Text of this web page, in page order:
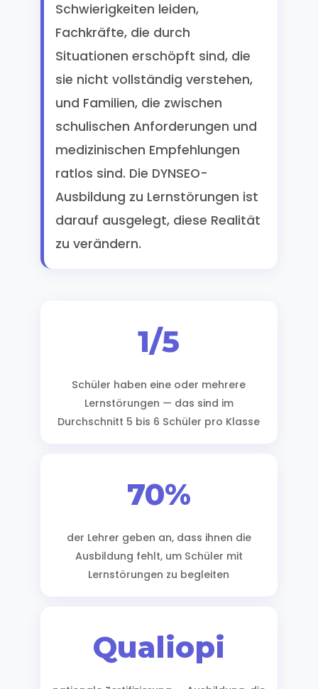
Schwierigkeiten leiden,
Fachkräfte, die durch
Situationen erschöpft sind, die
sie nicht vollständig verstehen,
und Familien, die zwischen
schulischen Anforderungen und
medizinischen Empfehlungen
ratlos sind. Die DYNSEO-
Ausbildung zu Lernstörungen ist
darauf ausgelegt, diese Realität
zu verändern.
1/5
Schüler haben eine oder mehrere
Lernstörungen — das sind im
Durchschnitt 5 bis 6 Schüler pro Klasse
70%
der Lehrer geben an, dass ihnen die
Ausbildung fehlt, um Schüler mit
Lernstörungen zu begleiten
Qualiopi